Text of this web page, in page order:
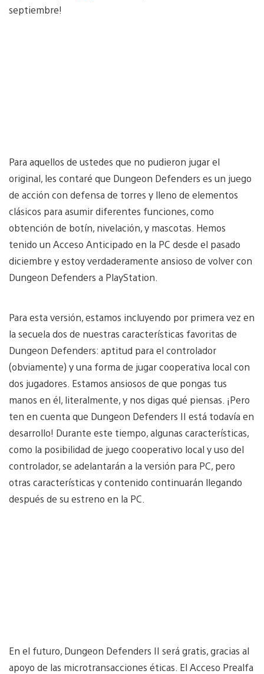
septiembre!
Para aquellos de ustedes que no pudieron jugar el
original, les contaré que Dungeon Defenders es un juego
de acción con defensa de torres y lleno de elementos
clásicos para asumir diferentes funciones, como
obtención de botín, nivelación, y mascotas. Hemos
tenido un Acceso Anticipado en la PC desde el pasado
diciembre y estoy verdaderamente ansioso de volver con
Dungeon Defenders a PlayStation.
Para esta versión, estamos incluyendo por primera vez en
la secuela dos de nuestras características favoritas de
Dungeon Defenders: aptitud para el controlador
(obviamente) y una forma de jugar cooperativa local con
dos jugadores. Estamos ansiosos de que pongas tus
manos en él, literalmente, y nos digas qué piensas. ¡Pero
ten en cuenta que Dungeon Defenders II está todavía en
desarrollo! Durante este tiempo, algunas características,
como la posibilidad de juego cooperativo local y uso del
controlador, se adelantarán a la versión para PC, pero
otras características y contenido continuarán llegando
después de su estreno en la PC.
En el futuro, Dungeon Defenders II será gratis, gracias al
apoyo de las microtransacciones éticas. El Acceso Prealfa